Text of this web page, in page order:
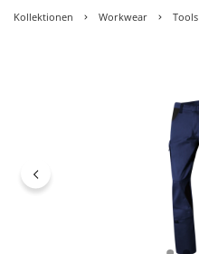
Kollektionen Workwear Tools